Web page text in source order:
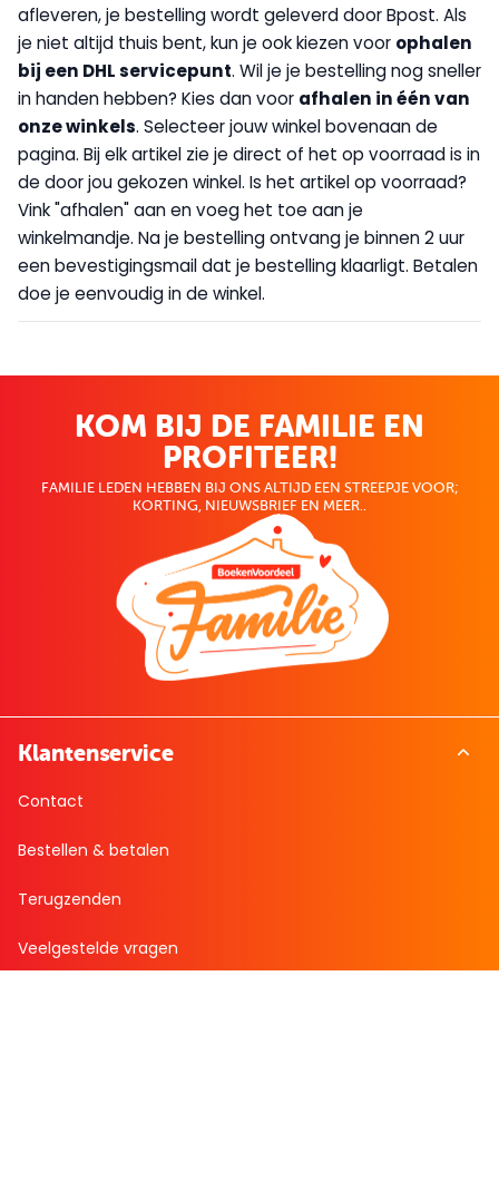
afleveren, je bestelling wordt geleverd door Bpost. Als
je niet altijd thuis bent, kun je ook kiezen voor ophalen
bij een DHL servicepunt. Wil je je bestelling nog sneller
in handen hebben? Kies dan voor afhalen in één van
onze winkels. Selecteer jouw winkel bovenaan de
pagina. Bij elk artikel zie je direct of het op voorraad is in
de door jou gekozen winkel. Is het artikel op voorraad?
Vink "afhalen" aan en voeg het toe aan je
winkelmandje. Na je bestelling ontvang je binnen 2 uur
een bevestigingsmail dat je bestelling klaarligt. Betalen
doe je eenvoudig in de winkel.
KOM BIJ DE FAMILIE EN
PROFITEER!
FAMILIE LEDEN HEBBEN BIJ ONS ALTIJD EEN STREEPJE VOOR;
KORTING, NIEUWSBRIEF EN MEER..
Klantenservice
Contact
Bestellen & betalen
Terugzenden
Veelgestelde vragen